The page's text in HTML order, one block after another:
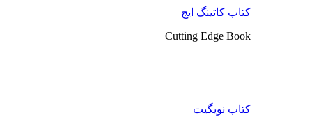
کتاب کاتینگ ایج
Cutting Edge Book
کتاب نویگیت